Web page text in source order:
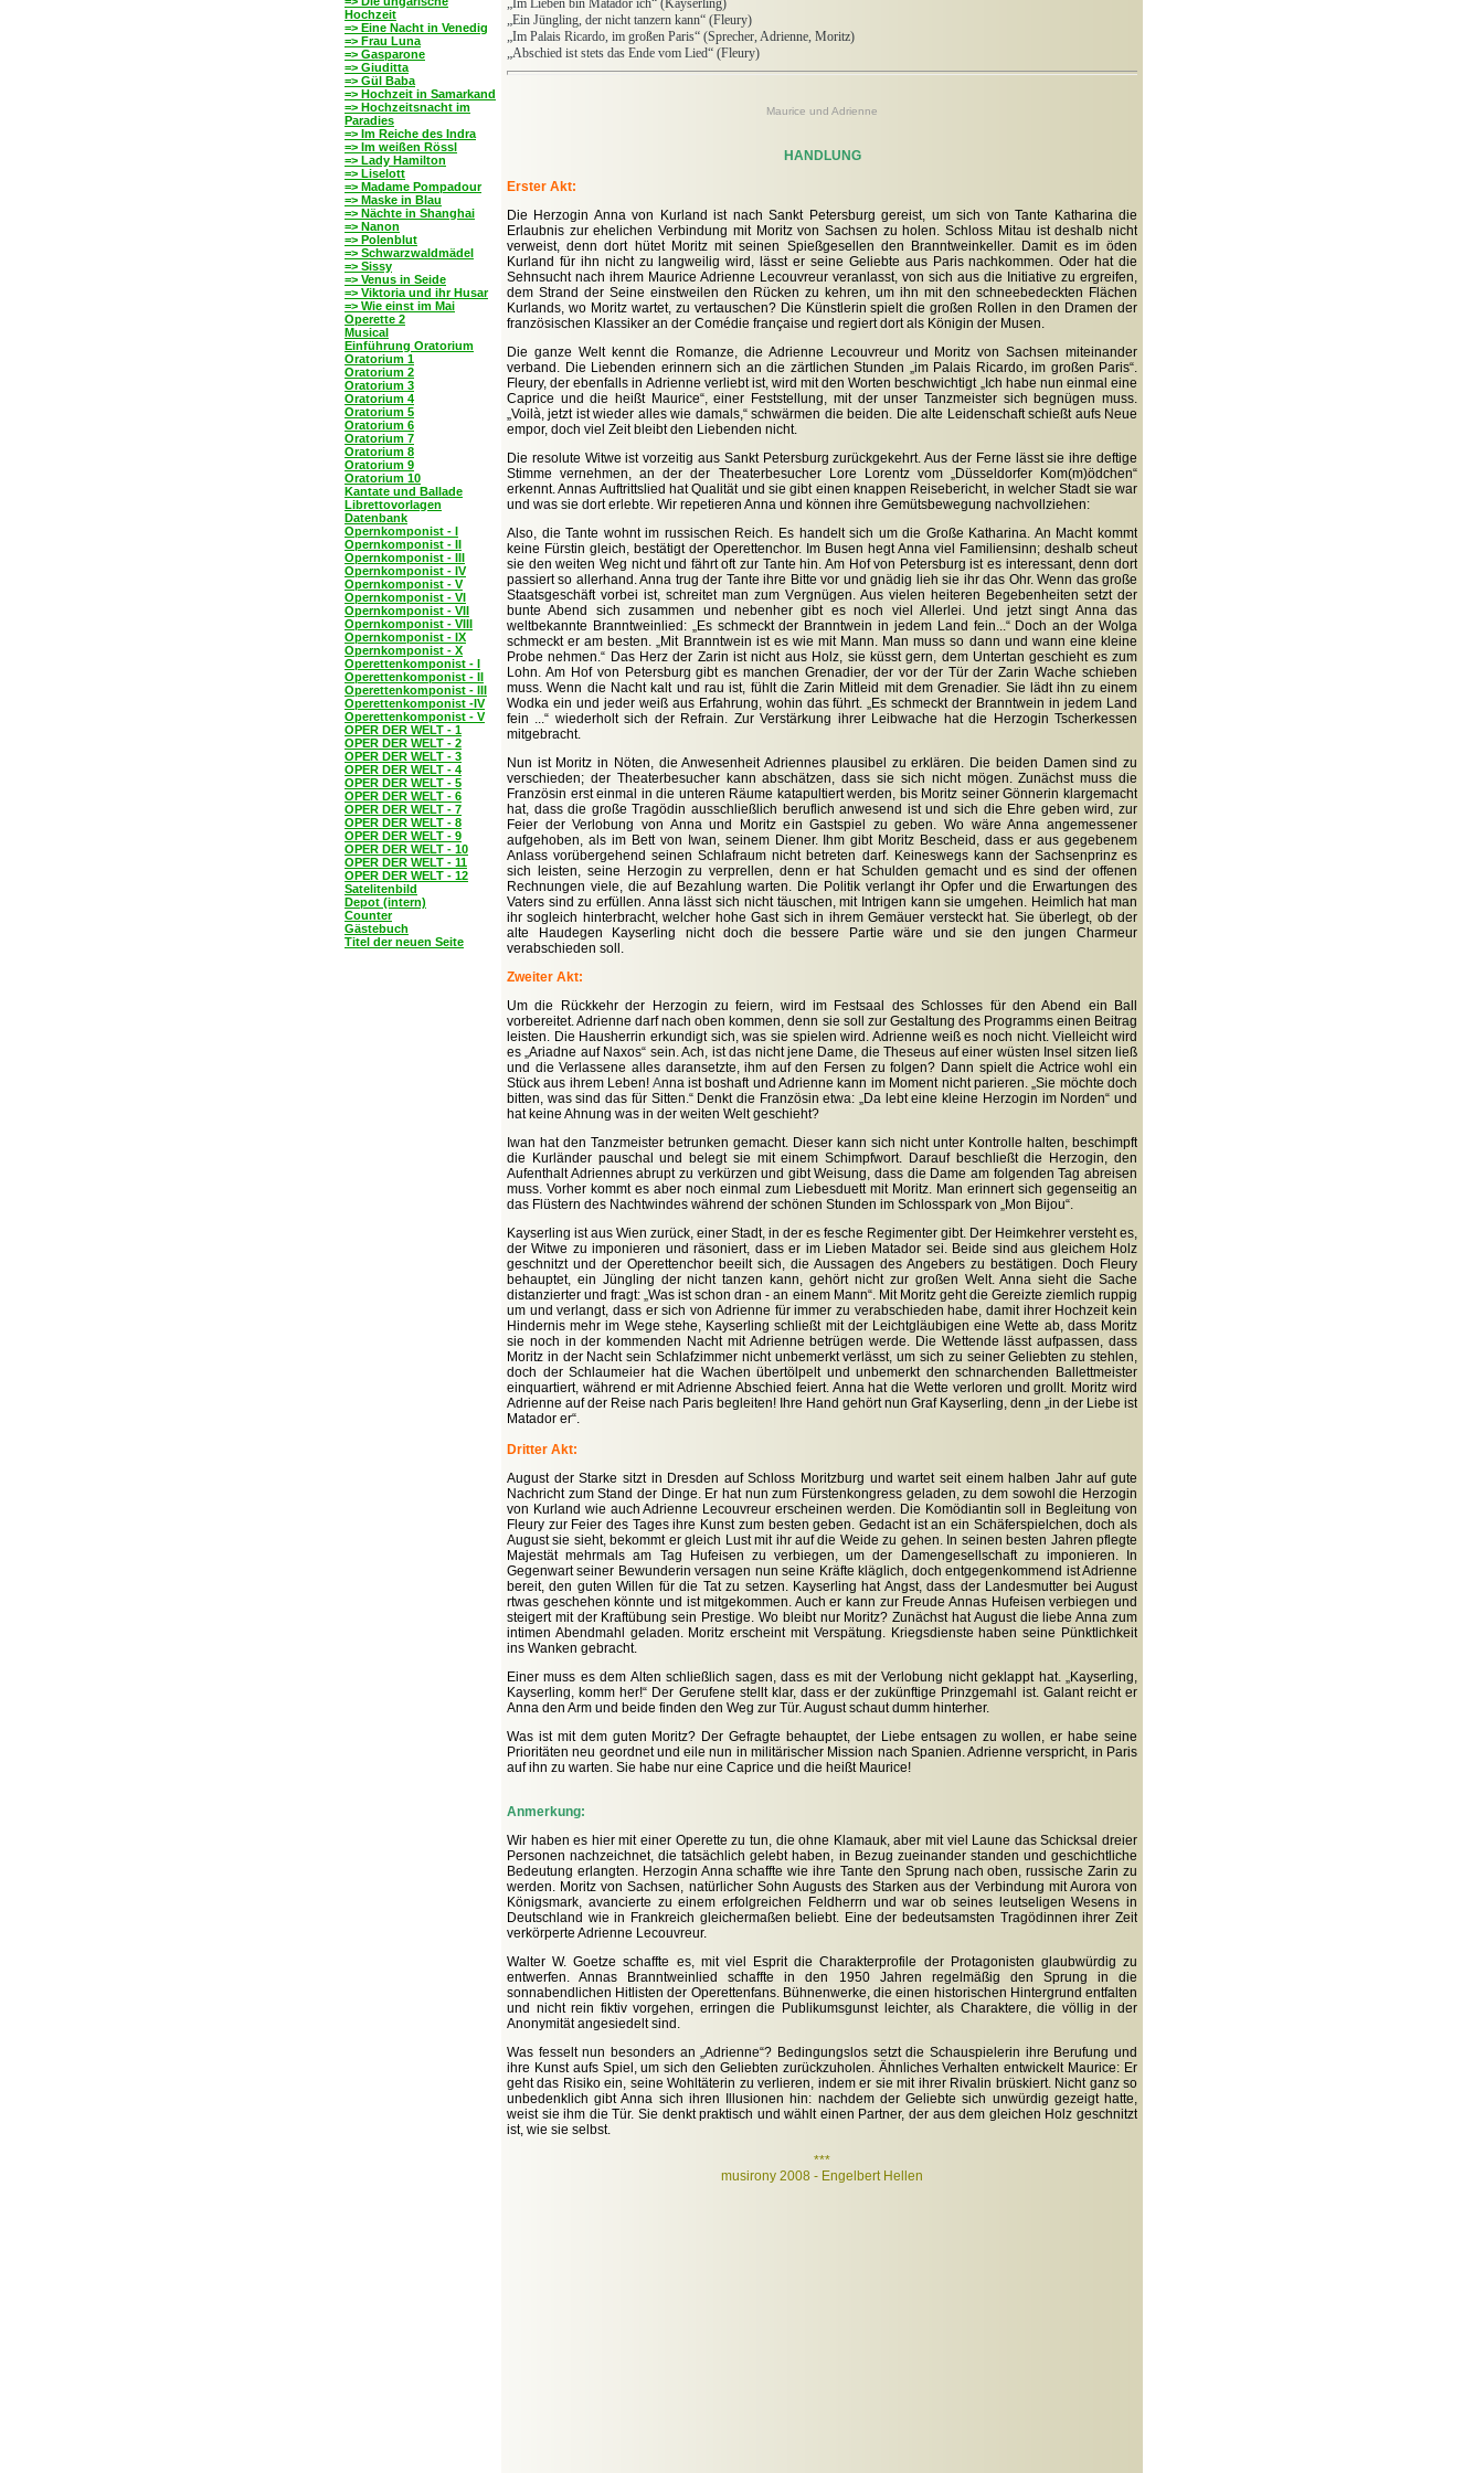
Hochzeit
=> Eine Nacht in Venedig
=> Frau Luna
=> Gasparone
=> Giuditta
=> Gül Baba
=> Hochzeit in Samarkand
=> Hochzeitsnacht im
Paradies
=> Im Reiche des Indra
=> Im weißen Rössl
=> Lady Hamilton
=> Liselott
=> Madame Pompadour
=> Maske in Blau
=> Nächte in Shanghai
=> Nanon
=> Polenblut
=> Schwarzwaldmädel
=> Sissy
=> Venus in Seide
=> Viktoria und ihr Husar
=> Wie einst im Mai
Operette 2
Musical
Einführung Oratorium
Oratorium 1
Oratorium 2
Oratorium 3
Oratorium 4
Oratorium 5
Oratorium 6
Oratorium 7
Oratorium 8
Oratorium 9
Oratorium 10
Kantate und Ballade
Librettovorlagen
Datenbank
Opernkomponist - I
Opernkomponist - II
Opernkomponist - III
Opernkomponist - IV
Opernkomponist - V
Opernkomponist - VI
Opernkomponist - VII
Opernkomponist - VIII
Opernkomponist - IX
Opernkomponist - X
Operettenkomponist - I
Operettenkomponist - II
Operettenkomponist - III
Operettenkomponist -IV
Operettenkomponist - V
OPER DER WELT - 1
OPER DER WELT - 2
OPER DER WELT - 3
OPER DER WELT - 4
OPER DER WELT - 5
OPER DER WELT - 6
OPER DER WELT - 7
OPER DER WELT - 8
OPER DER WELT - 9
OPER DER WELT - 10
OPER DER WELT - 11
OPER DER WELT - 12
Satelitenbild
Depot (intern)
Counter
Gästebuch
Titel der neuen Seite
„Im Lieben bin Matador ich“ (Kayserling)
„Ein Jüngling, der nicht tanzern kann“ (Fleury)
„Im Palais Ricardo, im großen Paris“ (Sprecher, Adrienne, Moritz)
„Abschied ist stets das Ende vom Lied“ (Fleury)
Maurice und Adrienne
HANDLUNG
Erster Akt:
Die Herzogin Anna von Kurland ist nach Sankt Petersburg gereist, um sich von Tante Katharina die
Erlaubnis zur ehelichen Verbindung mit Moritz von Sachsen zu holen. Schloss Mitau ist deshalb nicht
verweist,denn dort hütet Moritz mit seinen Spießgesellen den Branntweinkeller. Damit es im öden
Kurland für ihn nicht zu langweilig wird, lässt er seine Geliebte aus Paris nachkommen. Oder hat die
Sehnsucht nach ihrem Maurice Adrienne Lecouvreur veranlasst, von sich aus die Initiative zu ergreifen,
dem Strand der Seine einstweilen den Rücken zu kehren, um ihn mit den schneebedeckten Flächen
Kurlands, wo Moritz wartet, zu vertauschen? Die Künstlerinspieltdie großen Rollen in den Dramen der
französischen Klassiker an der Comédie française und regiert dort als Königin der Musen.
Die ganze Welt kennt die Romanze, die Adrienne Lecouvreur und Moritz von Sachsen miteinander
verband. Die Liebenden erinnern sich an die zärtlichen Stunden „im Palais Ricardo, im großen Paris“.
Fleury, der ebenfalls in Adrienne verliebt ist, wird mit den Worten beschwichtigt „Ich habe nun einmal eine
Caprice und die heißt Maurice“, einer Feststellung, mit der unser Tanzmeister sich begnügen muss.
„Voilà, jetzt ist wieder alles wie damals,“ schwärmen die beiden. Die alte Leidenschaft schießt aufs Neue
empor, doch viel Zeit bleibt den Liebenden nicht.
Die resolute Witwe ist vorzeitig aus Sankt Petersburg zurückgekehrt. Aus der Ferne lässt sie ihre deftige
Stimme vernehmen, an der der Theaterbesucher Lore Lorentz vom „Düsseldorfer Kom(m)ödchen“
erkennt. Annas Auftrittslied hat Qualität und sie gibt einen knappen Reisebericht, in welcher Stadt sie war
und was sie dort erlebte. Wir repetieren Anna und können ihre Gemütsbewegung nachvollziehen:
Also, die Tante wohnt im russischen Reich. Es handelt sich um die Große Katharina. An Macht kommt
keine Fürstin gleich, bestätigt der Operettenchor. Im Busen hegt Anna viel Familiensinn; deshalb scheut
sie den weiten Weg nicht und fährt oft zur Tante hin. Am Hof von Petersburg ist es interessant, denn dort
passiert so allerhand. Anna trug der Tante ihre Bitte vor und gnädig lieh sie ihr das Ohr. Wenn das große
Staatsgeschäft vorbei ist, schreitet man zum Vergnügen. Aus vielen heiteren Begebenheiten setzt der
bunte Abend sich zusammen und nebenher gibt es noch viel Allerlei. Und jetzt singt Anna das
weltbekannte Branntweinlied: „Es schmeckt der Branntwein in jedem Land fein...“ Doch an der Wolga
schmeckt er am besten. „Mit Branntwein ist es wie mit Mann. Man muss so dann und wann eine kleine
Probe nehmen.“ Das Herz der Zarin ist nicht aus Holz, sie küsst gern, dem Untertan geschieht es zum
Lohn. Am Hof von Petersburg gibt es manchen Grenadier, der vor der Tür der Zarin Wache schieben
muss. Wenn die Nacht kalt und rau ist, fühlt die Zarin Mitleid mit dem Grenadier. Sie lädt ihn zu einem
Wodka ein und jeder weiß aus Erfahrung, wohin das führt. „Es schmeckt der Branntwein in jedem Land
fein ...“ wiederholt sich der Refrain. Zur Verstärkung ihrer Leibwache hat die Herzogin Tscherkessen
mitgebracht.
Nun ist Moritz in Nöten, die Anwesenheit Adriennes plausibel zu erklären. Die beiden Damen sind zu
verschieden; der Theaterbesucher kann abschätzen, dass sie sich nicht mögen. Zunächst muss die
Französin erst einmal in die unteren Räume katapultiert werden, bis Moritz seiner Gönnerin klargemacht
hat, dass die große Tragödin ausschließlich beruflich anwesend ist und sich die Ehre geben wird, zur
Feier der Verlobung von Anna und Moritz ein Gastspiel zu geben. Wo wäre Anna angemessener
aufgehoben, als im Bett von Iwan, seinem Diener. Ihm gibt Moritz Bescheid, dass er aus gegebenem
Anlass vorübergehend seinen Schlafraum nicht betreten darf. Keineswegs kann der Sachsenprinz es
sich leisten, seine Herzogin zu verprellen, denn er hat Schulden gemacht und es sind der offenen
Rechnungen viele, die auf Bezahlung warten. Die Politik verlangt ihr Opfer und die Erwartungen des
Vaters sind zu erfüllen. Anna lässt sich nicht täuschen, mit Intrigen kann sie umgehen. Heimlich hat man
ihr sogleich hinterbracht, welcher hohe Gast sich in ihrem Gemäuer versteckt hat. Sie überlegt, ob der
alte Haudegen Kayserling nicht doch die bessere Partie wäre und sie den jungen Charmeur
verabschieden soll.
Zweiter Akt:
Um die Rückkehr der Herzogin zu feiern, wird im Festsaal des Schlosses für den Abend ein Ball
vorbereitet. Adrienne darf nach oben kommen, denn sie soll zur Gestaltung des Programms einen Beitrag
leisten. Die Hausherrin erkundigt sich, was sie spielen wird. Adrienne weiß es noch nicht. Vielleicht wird
es „Ariadne auf Naxos“ sein. Ach, ist das nicht jene Dame, die Theseus auf einer wüsten Insel sitzen ließ
und die Verlassene alles daransetzte, ihm auf den Fersen zu folgen? Dann spielt die Actrice wohl ein
Stück aus ihrem Leben! Anna ist boshaft und Adrienne kann im Moment nicht parieren. „Sie möchte doch
bitten, was sind das für Sitten.“ Denkt die Französin etwa: „Da lebt eine kleine Herzogin im Norden“ und
hat keine Ahnung was in der weiten Welt geschieht?
Iwan hat den Tanzmeister betrunken gemacht. Dieser kann sich nicht unter Kontrolle halten, beschimpft
die Kurländer pauschal und belegt sie mit einem Schimpfwort. Darauf beschließt die Herzogin, den
Aufenthalt Adriennes abrupt zu verkürzen und gibt Weisung, dass die Dame am folgenden Tag abreisen
muss. Vorher kommt es aber noch einmal zum Liebesduett mit Moritz. Man erinnert sich gegenseitig an
das Flüstern des Nachtwindes während der schönen Stunden im Schlosspark von „Mon Bijou“.
Kayserling ist aus Wien zurück, einer Stadt, in der es fesche Regimenter gibt. Der Heimkehrer versteht es,
der Witwe zu imponieren und räsoniert, dass er im Lieben Matador sei. Beide sind aus gleichem Holz
geschnitzt und der Operettenchor beeilt sich, die Aussagen des Angebers zu bestätigen. Doch Fleury
behauptet, ein Jüngling der nicht tanzen kann, gehört nicht zur großen Welt. Anna sieht die Sache
distanzierter und fragt: „Was ist schon dran - an einem Mann“. Mit Moritz geht die Gereizte ziemlich ruppig
um und verlangt, dass er sich von Adrienne für immer zu verabschieden habe, damit ihrer Hochzeit kein
Hindernis mehr im Wege stehe, Kayserling schließt mit der Leichtgläubigen eine Wette ab, dass Moritz
sie noch in der kommenden Nacht mit Adrienne betrügen werde. Die Wettende lässt aufpassen, dass
Moritz in der Nacht sein Schlafzimmer nicht unbemerkt verlässt, um sich zu seiner Geliebten zu stehlen,
doch der Schlaumeier hat die Wachen übertölpelt und unbemerkt den schnarchenden Ballettmeister
einquartiert, während er mit Adrienne Abschied feiert. Anna hat die Wette verloren und grollt. Moritz wird
Adrienne auf der Reise nach Paris begleiten! Ihre Hand gehört nun Graf Kayserling, denn „in der Liebe ist
Matador er“.
Dritter Akt:
August der Starke sitzt in Dresden auf Schloss Moritzburg und wartet seit einem halben Jahr auf gute
Nachricht zum Stand der Dinge. Er hat nun zum Fürstenkongress geladen, zu dem sowohl die Herzogin
von Kurland wie auch Adrienne Lecouvreur erscheinen werden. Die Komödiantin soll in Begleitung von
Fleury zur Feier des Tages ihre Kunst zum besten geben. Gedacht ist an ein Schäferspielchen, doch als
August sie sieht, bekommt er gleich Lust mit ihr auf die Weide zu gehen. In seinen besten Jahren pflegte
Majestät mehrmals am Tag Hufeisen zu verbiegen, um der Damengesellschaft zu imponieren. In
Gegenwart seiner Bewunderin versagen nun seine Kräfte kläglich, doch entgegenkommend ist Adrienne
bereit, den guten Willen für die Tat zu setzen. Kayserling hat Angst, dass der Landesmutter bei August
rtwas geschehen könnte und ist mitgekommen. Auch er kann zur Freude Annas Hufeisen verbiegen und
steigert mit der Kraftübung sein Prestige. Wo bleibt nur Moritz? Zunächst hat August die liebe Anna zum
intimen Abendmahl geladen. Moritz erscheint mit Verspätung. Kriegsdienste haben seine Pünktlichkeit
ins Wanken gebracht.
Einer muss es dem Alten schließlich sagen, dass es mit der Verlobung nicht geklappt hat. „Kayserling,
Kayserling, komm her!“ Der Gerufene stellt klar, dass er der zukünftige Prinzgemahl ist. Galant reicht er
Anna den Arm und beide finden den Weg zur Tür. August schaut dumm hinterher.
Was ist mit dem guten Moritz? Der Gefragte behauptet, der Liebe entsagen zu wollen, er habe seine
Prioritäten neu geordnet und eile nun in militärischer Mission nach Spanien. Adrienne verspricht, in Paris
auf ihn zu warten. Sie habe nur eine Caprice und die heißt Maurice!
Anmerkung:
Wir haben es hier mit einer Operette zu tun, die ohne Klamauk, aber mit viel Laune das Schicksal dreier
Personen nachzeichnet, die tatsächlich gelebt haben, in Bezug zueinander standen und geschichtliche
Bedeutung erlangten. Herzogin Anna schaffte wie ihre Tante den Sprung nach oben, russische Zarin zu
werden. Moritz von Sachsen, natürlicher Sohn Augusts des Starken aus der Verbindung mit Aurora von
Königsmark, avancierte zu einem erfolgreichen Feldherrn und war ob seines leutseligen Wesens in
Deutschland wie in Frankreich gleichermaßen beliebt. Eine der bedeutsamsten Tragödinnen ihrer Zeit
verkörperte Adrienne Lecouvreur.
Walter W. Goetze schaffte es, mit viel Esprit die Charakterprofile der Protagonisten glaubwürdig zu
entwerfen. Annas Branntweinlied schaffte in den 1950 Jahren regelmäßig den Sprung in die
sonnabendlichen Hitlisten der Operettenfans. Bühnenwerke, die einen historischen Hintergrund entfalten
und nicht rein fiktiv vorgehen, erringen die Publikumsgunst leichter, als Charaktere, die völlig in der
Anonymität angesiedelt sind.
Was fesselt nun besonders an „Adrienne“? Bedingungslos setzt die Schauspielerin ihre Berufung und
ihre Kunst aufs Spiel, um sich den Geliebten zurückzuholen. Ähnliches Verhalten entwickelt Maurice: Er
geht das Risiko ein, seine Wohltäterin zu verlieren, indem er sie mit ihrer Rivalin brüskiert. Nicht ganz so
unbedenklich gibt Anna sich ihren Illusionen hin: nachdem der Geliebte sich unwürdig gezeigt hatte,
weist sie ihm die Tür. Sie denkt praktisch und wählt einen Partner, der aus dem gleichen Holz geschnitzt
ist, wie sie selbst.
***
musirony 2008 - Engelbert Hellen